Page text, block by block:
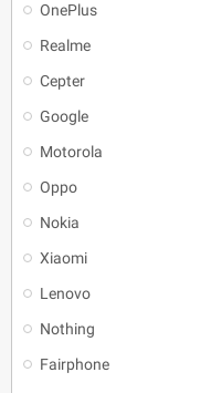
OnePlus
Realme
Cepter
Google
Motorola
Oppo
Nokia
Xiaomi
Lenovo
Nothing
Fairphone